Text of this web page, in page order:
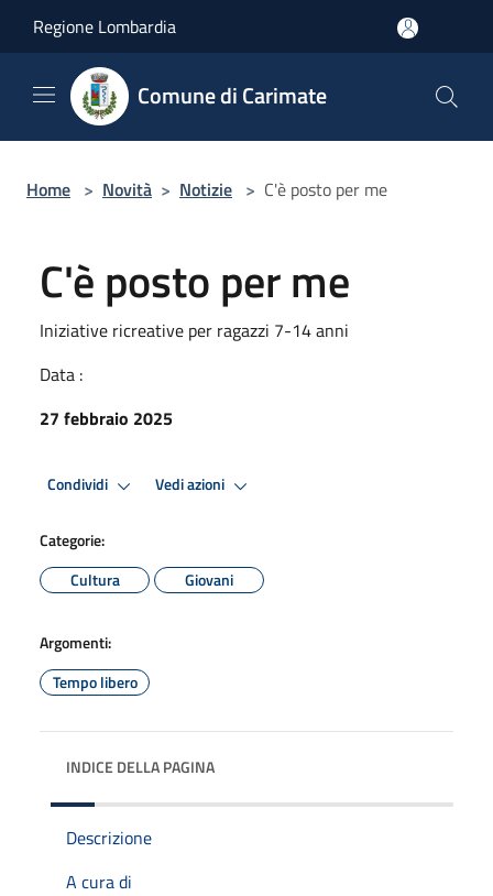
Regione Lombardia
Comune di Carimate
Home > Novità > Notizie > C'è posto per me
C'è posto per me
Iniziative ricreative per ragazzi 7-14 anni
Data :
27 febbraio 2025
Condividi Vedi azioni
Categorie:
Cultura
Giovani
Argomenti:
Tempo libero
INDICE DELLA PAGINA
Descrizione
A cura di